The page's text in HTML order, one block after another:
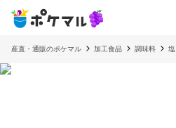
産直・通販のポケマル 加工食品 調味料 塩